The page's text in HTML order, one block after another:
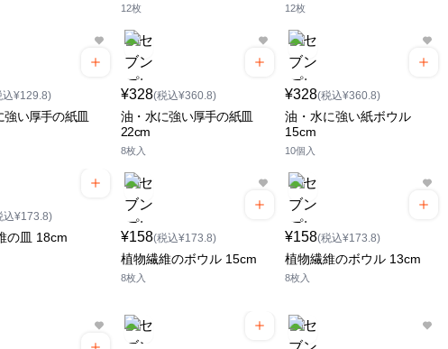
12枚 12枚
込¥129.8)
強い厚手の紙皿
¥328(税込¥360.8)
油・水に強い厚手の紙皿
22cm
8枚入
¥328(税込¥360.8)
油・水に強い紙ボウル
15cm
10個入
込¥173.8)
の皿 18cm ¥158(税込¥173.8)
植物繊維のボウル 15cm
8枚入
¥158(税込¥173.8)
植物繊維のボウル 13cm
8枚入